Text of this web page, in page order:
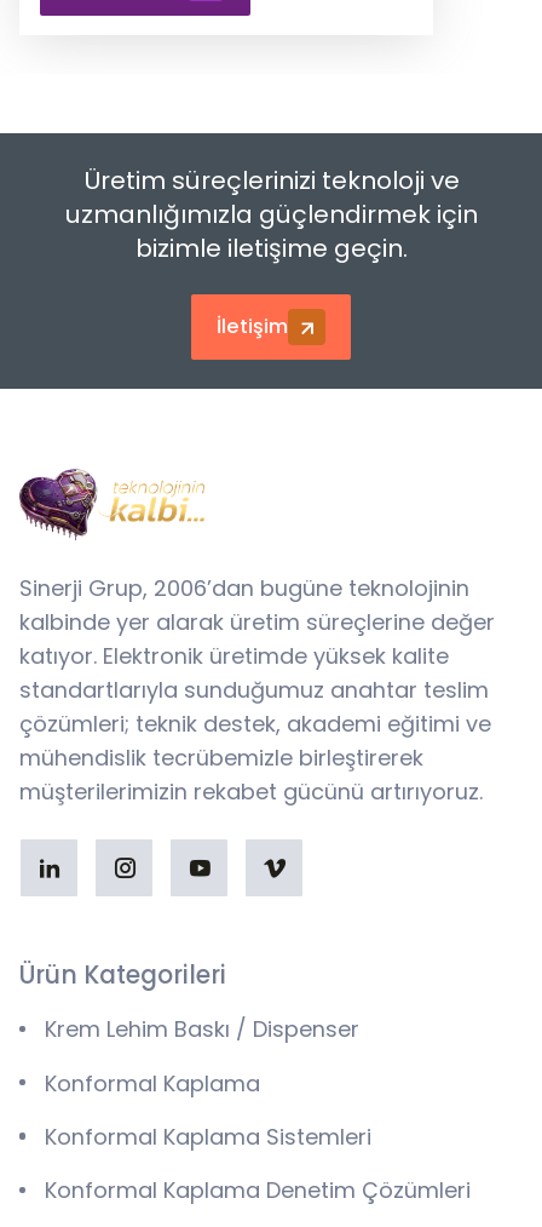
Üretim süreçlerinizi teknoloji ve
uzmanlığımızla güçlendirmek için
bizimle iletişime geçin.
İletişim
Sinerji Grup, 2006’dan bugüne teknolojinin
kalbinde yer alarak üretim süreçlerine değer
katıyor. Elektronik üretimde yüksek kalite
standartlarıyla sunduğumuz anahtar teslim
çözümleri; teknik destek, akademi eğitimi ve
mühendislik tecrübemizle birleştirerek
müşterilerimizin rekabet gücünü artırıyoruz.
Ürün Kategorileri
Krem Lehim Baskı / Dispenser
Konformal Kaplama
Konformal Kaplama Sistemleri
Konformal Kaplama Denetim Çözümleri